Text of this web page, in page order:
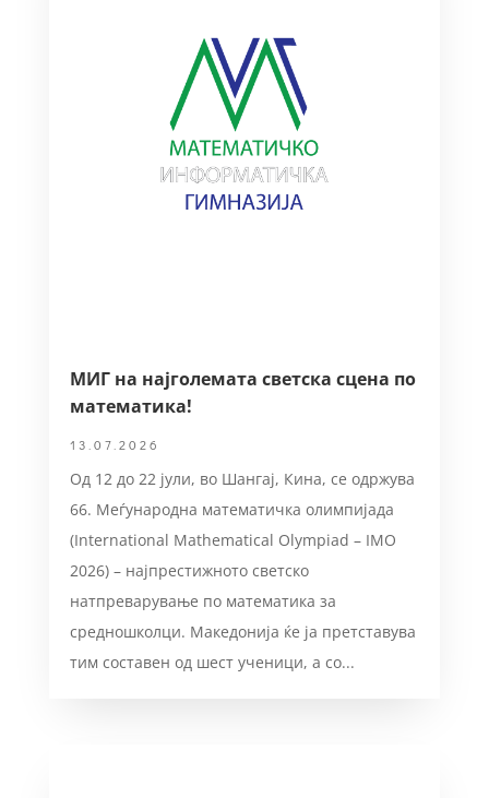
МИГ на најголемата светска сцена по
математика!
13.07.2026
Од 12 до 22 јули, во Шангај, Кина, се одржува
66. Меѓународна математичка олимпијада
(International Mathematical Olympiad – IMO
2026) – најпрестижното светско
натпреварување по математика за
средношколци. Македонија ќе ја претставува
тим составен од шест ученици, а со...